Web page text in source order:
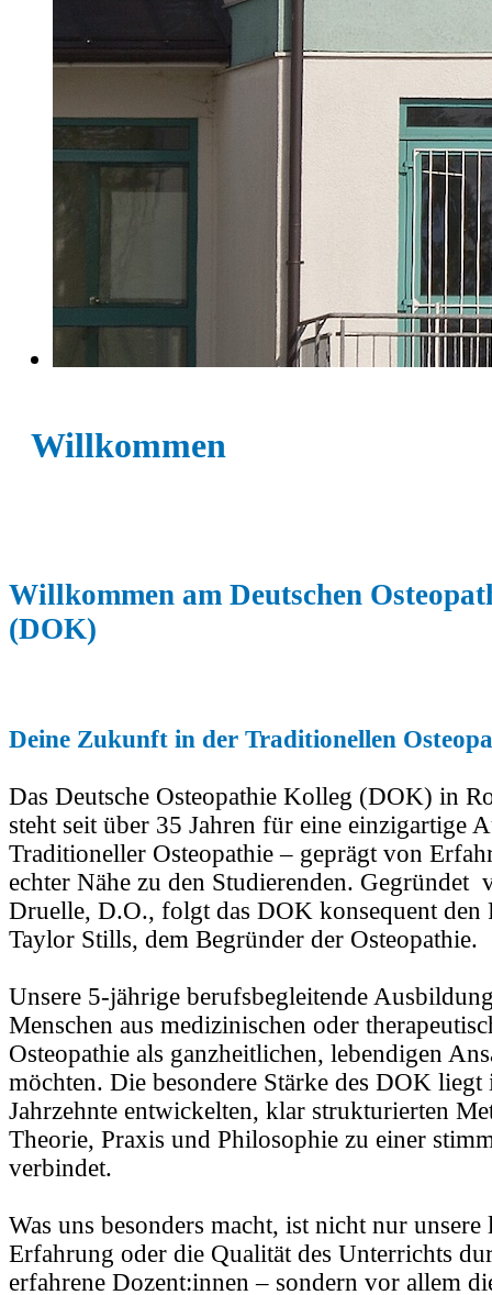
Willkommen
Willkommen am Deutschen
(DOK)
Deine Zukunft in der Traditionellen
Das Deutsche Osteopathie Kolleg (DOK) in
steht seit über 35 Jahren für eine einzigartige
Traditioneller Osteopathie – geprägt von
echter Nähe zu den Studierenden. Gegründet
Druelle, D.O., folgt das DOK konsequent
Taylor Stills, dem Begründer der Osteopathie.
Unsere 5-jährige berufsbegleitende
Menschen aus medizinischen oder
Osteopathie als ganzheitlichen, lebendigen
möchten. Die besondere Stärke des DOK liegt
Jahrzehnte entwickelten, klar strukturierten
Theorie, Praxis und Philosophie zu einer
verbindet.
Was uns besonders macht, ist nicht nur unsere
Erfahrung oder die Qualität des Unterrichts
erfahrene Dozent:innen – sondern vor allem